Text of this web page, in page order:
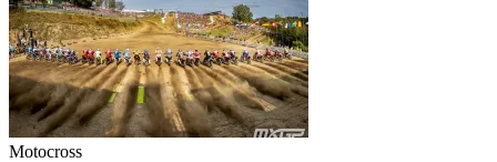
Motocross